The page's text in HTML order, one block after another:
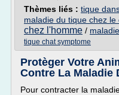
Thèmes liés : tique
maladie du tique chez le
chez l'homme /
tique chat symptome
Protèger Votre
Contre La Maladie
Pour contracter la